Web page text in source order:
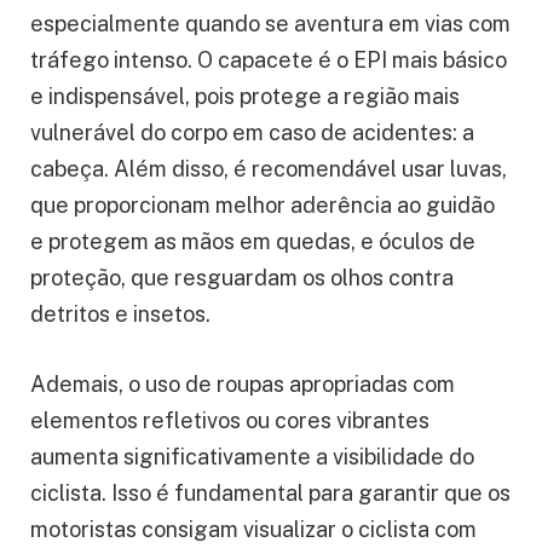
especialmente quando se aventura em vias com
tráfego intenso. O capacete é o EPI mais básico
e indispensável, pois protege a região mais
vulnerável do corpo em caso de acidentes: a
cabeça. Além disso, é recomendável usar luvas,
que proporcionam melhor aderência ao guidão
e protegem as mãos em quedas, e óculos de
proteção, que resguardam os olhos contra
detritos e insetos.
Ademais, o uso de roupas apropriadas com
elementos refletivos ou cores vibrantes
aumenta significativamente a visibilidade do
ciclista. Isso é fundamental para garantir que os
motoristas consigam visualizar o ciclista com